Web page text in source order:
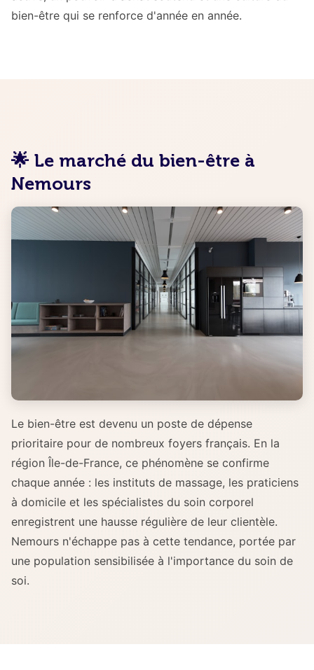
bien-être qui se renforce d'année en année.
🌟 Le marché du bien-être à
Nemours
Le bien-être est devenu un poste de dépense
prioritaire pour de nombreux foyers français. En la
région Île-de-France, ce phénomène se confirme
chaque année : les instituts de massage, les praticiens
à domicile et les spécialistes du soin corporel
enregistrent une hausse régulière de leur clientèle.
Nemours n'échappe pas à cette tendance, portée par
une population sensibilisée à l'importance du soin de
soi.